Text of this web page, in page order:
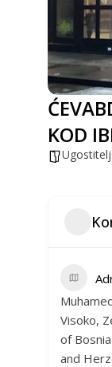
KOD
Visoko,
of
and